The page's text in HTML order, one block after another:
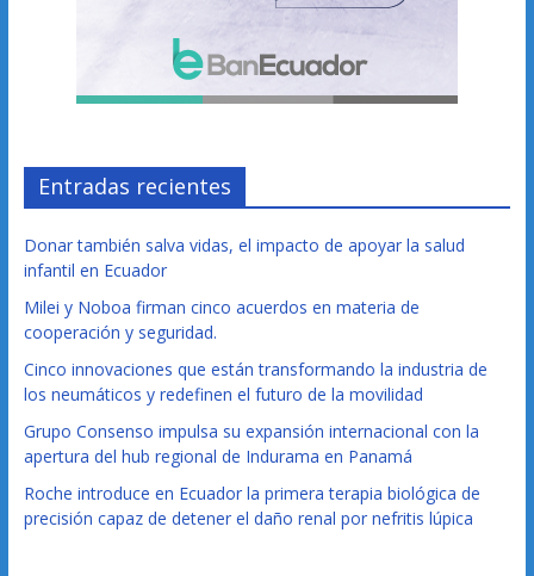
Entradas recientes
Donar también salva vidas, el impacto de apoyar la salud
infantil en Ecuador
Milei y Noboa firman cinco acuerdos en materia de
cooperación y seguridad.
Cinco innovaciones que están transformando la industria de
los neumáticos y redefinen el futuro de la movilidad
Grupo Consenso impulsa su expansión internacional con la
apertura del hub regional de Indurama en Panamá
Roche introduce en Ecuador la primera terapia biológica de
precisión capaz de detener el daño renal por nefritis lúpica